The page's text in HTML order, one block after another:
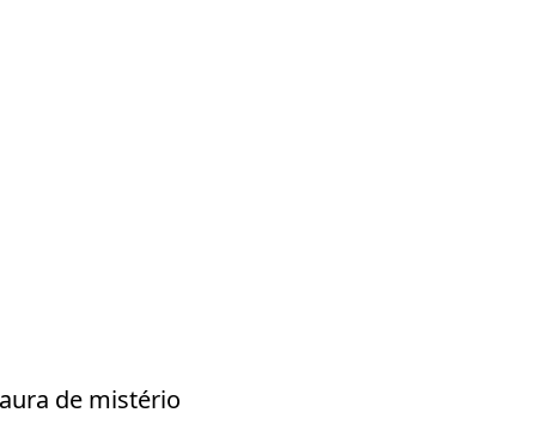
de mistério